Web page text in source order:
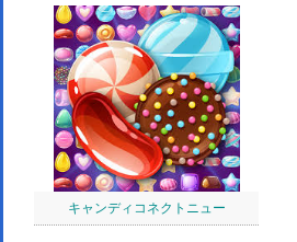
キャンディコネクトニュー